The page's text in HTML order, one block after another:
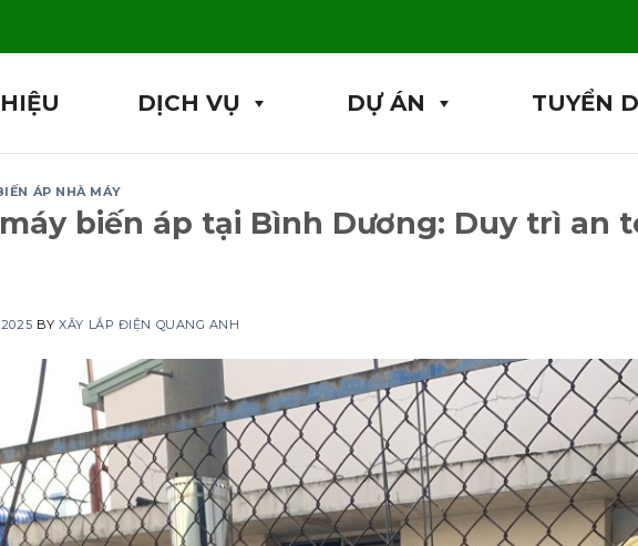
DỊCH VỤ DỰ ÁN TUYỂN
ÁP NHÀ MÁY
biến áp tại Bình Dương: Duy trì an
BYXÂY LẮP ĐIỆN QUANG ANH